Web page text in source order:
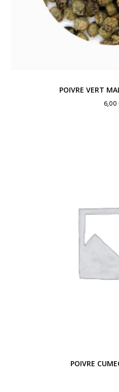
POIVRE VERT
6,00
POIVRE